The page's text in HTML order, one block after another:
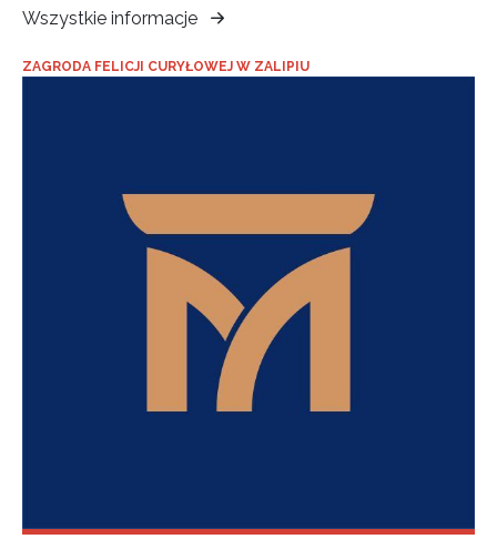
Wszystkie informacje
Muzeum
Ziemi
Tarnowskiej
ZAGRODA FELICJI CURYŁOWEJ W ZALIPIU